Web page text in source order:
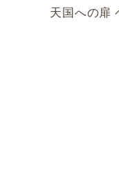
天国への扉